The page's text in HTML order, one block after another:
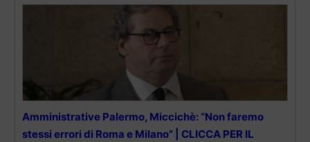
Amministrative Palermo, Miccichè: “Non faremo
stessi errori di Roma e Milano” | CLICCA PER IL